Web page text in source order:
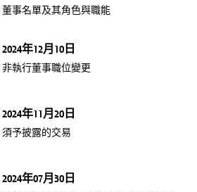
董事名單及其角色與職能
2024年12月10日
非執行董事職位變更
2024年11月20日
須予披露的交易
2024年07月30日